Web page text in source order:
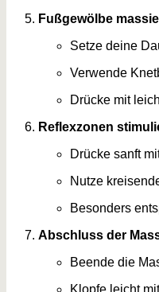
Fußgewölbe
Setze deine
Verwende
Drücke mit
Reflexzonen
Drücke sanft
Nutze
Besonders
Abschluss der
Beende die